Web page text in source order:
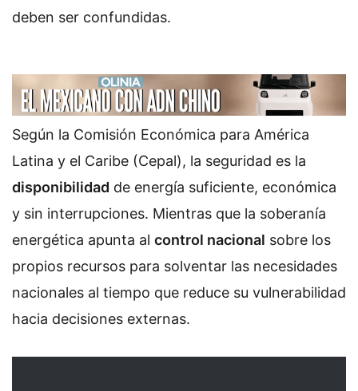
deben ser confundidas.
Según la Comisión Económica para América
Latina y el Caribe (Cepal), la seguridad es la
disponibilidad de energía suficiente, económica
y sin interrupciones. Mientras que la soberanía
energética apunta al control nacional sobre los
propios recursos para solventar las necesidades
nacionales al tiempo que reduce su vulnerabilidad
hacia decisiones externas.